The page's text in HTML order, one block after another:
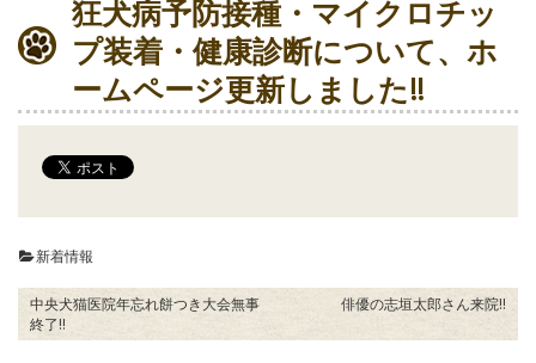
狂犬病予防接種・マイクロチッ
プ装着・健康診断について、ホ
ームページ更新しました‼️
新着情報
投
中央犬猫医院年忘れ餅つき大会無事
終了‼️
俳優の志垣太郎さん来院‼️